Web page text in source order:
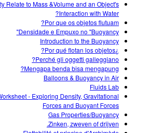
Impact Report
Relate to Mass &Volume and an Object's
Interaction with Water?
Por que os objetos flutuam?
Densidade e Empuxo no "Buoyancy"
Introduction to the Buoyancy
¿Por qué flotan los objetos?
Perché gli oggetti galleggiano?
Mengapa benda bisa mengapung?
Balloons & Buoyancy in Air
Fluids Lab
- Exploring Density, Gravitational
Forces and Buoyant Forces
Gas Properties/Buoyancy
Zinken, zweven of drijven.